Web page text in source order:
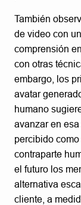
También
de video con
comprensión
con otras
embargo, los
avatar
humano
avanzar en
percibido
contraparte
el futuro los
alternativa
cliente, a